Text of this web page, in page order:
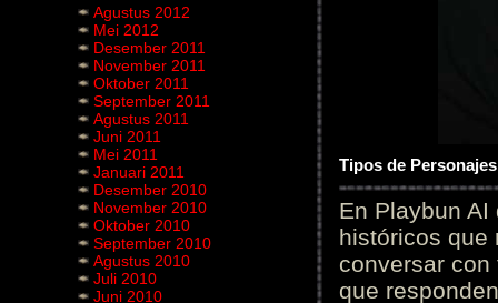
Agustus 2012
Mei 2012
Desember 2011
November 2011
Oktober 2011
September 2011
Agustus 2011
Juni 2011
Mei 2011
Januari 2011
Desember 2010
November 2010
Oktober 2010
September 2010
Agustus 2010
Juli 2010
Juni 2010
Tipos de
En Playbun
históricos que
conversar
que